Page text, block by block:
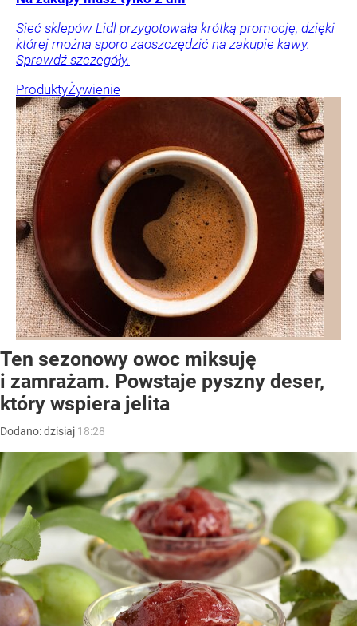
Sieć sklepów Lidl przygotowała krótką promocję, dzięki
której można sporo zaoszczędzić na zakupie kawy.
Sprawdź szczegóły.
ProduktyŻywienie
Ten sezonowy owoc miksuję
i zamrażam. Powstaje pyszny deser,
który wspiera jelita
Dodano:dzisiaj 18:28